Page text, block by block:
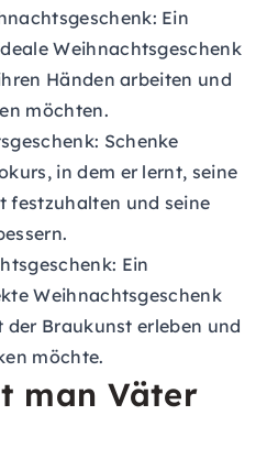
Ein
Weihnachtsgeschenk
Händen arbeiten und
möchten.
Schenke
in dem er lernt, seine
festzuhalten und seine
Ein
Weihnachtsgeschenk
Braukunst erleben und
möchte.
man Väter